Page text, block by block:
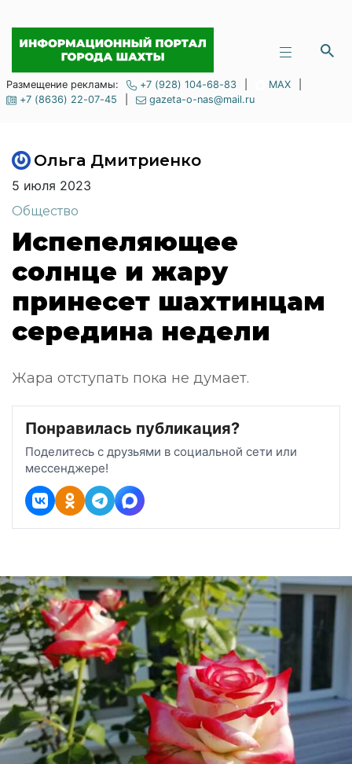
Размещение рекламы: +7 (928) 104-68-83 MAX
+7 (8636) 22-07-45
gazeta-o-nas@mail.ru
Ольга Дмитриенко
5 июля 2023
Общество
Испепеляющее
солнце и жару
принесет шахтинцам
середина недели
Жара отступать пока не думает.
Понравилась публикация?
Поделитесь с друзьями в социальной сети или
мессенджере!